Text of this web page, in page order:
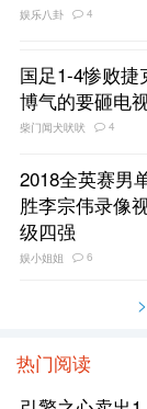
娱乐八卦 4
国足1-4惨败
博气的要砸电
柴门闻犬吠吠 4
2018全英赛男
胜李宗伟录像
级四强
娱小姐姐 6
热门阅读